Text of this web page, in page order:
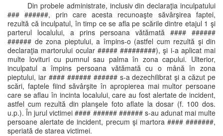
Din probele administrate, inclusiv din declaraţia inculpatului
### ######, prin care acesta recunoaşte săvârşirea faptei,
rezultă că inculpatul, în timp ce se afla pe scările dintre etajul 1 şi
parterul localului, a prins persoana vătămată #### ######
###### de zona pieptului, a împins-o (astfel cum rezultă şi din
declaraţia martorului ocular ##### #########), şi i-a aplicat mai
multe lovituri cu pumnul sau palma în zona capului. Ulterior,
inculpatul a împins persoana vătămată cu o mână în zona
pieptului, iar #### ###### ###### s-a dezechilibrat şi a căzut pe
scări, faptele fiind săvârşite în apropierea mai multor persoane
care se aflau în incinta localului, care au fost alertate de incident,
astfel cum rezultă din planşele foto aflate la dosar (f. 100 dos.
u.p.). În jurul victimei #### ###### ###### s-au adunat mai multe
persoane alertate de incident, precum şi martora #### #######,
speriată de starea victimei.